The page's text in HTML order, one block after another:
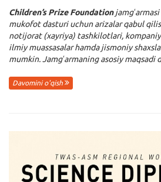
Children’s Prize Foundationjamgʻarmasi
mukofot dasturi uchun arizalar qabul
notijorat (xayriya) tashkilotlari,
ilmiy muassasalar hamda jismoniy
mumkin. Jamgʻarmaning asosiy maqsadi
Davomini o'qish